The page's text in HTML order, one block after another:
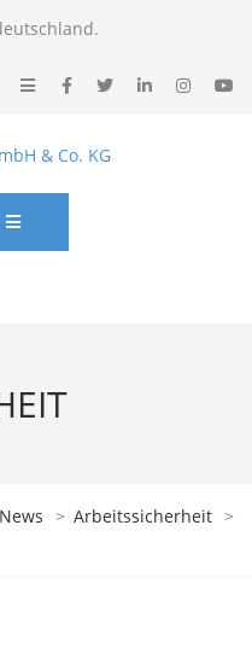
News > Arbeitssicherheit >